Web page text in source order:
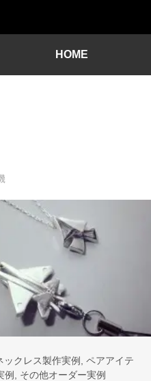
HOME
ックレス製作実例
ペアアイテ
例
その他オーダー実例